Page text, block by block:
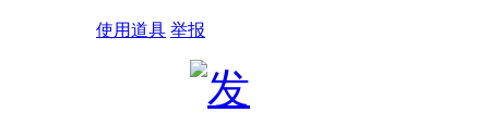
使用道具 举报